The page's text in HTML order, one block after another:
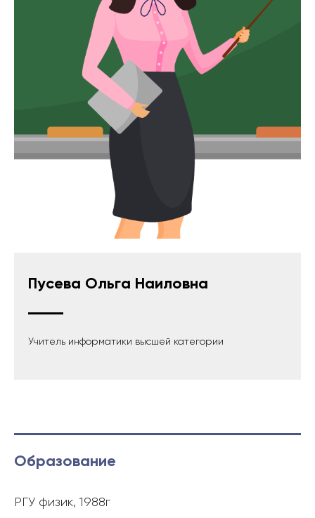
Пусева Ольга Наиловна
Учитель информатики высшей категории
Образование
РГУ физик, 1988г